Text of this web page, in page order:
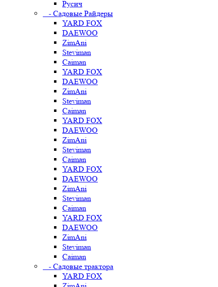
Русич
- Садовые Райдеры
YARD FOX
DAEWOO
ZimAni
Steviman
Caiman
YARD FOX
DAEWOO
ZimAni
Steviman
Caiman
YARD FOX
DAEWOO
ZimAni
Steviman
Caiman
YARD FOX
DAEWOO
ZimAni
Steviman
Caiman
YARD FOX
DAEWOO
ZimAni
Steviman
Caiman
- Садовые трактора
YARD FOX